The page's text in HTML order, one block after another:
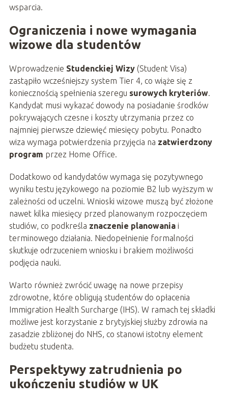
wsparcia.
Ograniczenia i nowe wymagania
wizowe dla studentów
Wprowadzenie Studenckiej Wizy(Student Visa)
zastąpiło wcześniejszy system Tier 4, co wiąże się z
koniecznością spełnienia szeregu surowych kryteriów.
Kandydat musi wykazać dowody na posiadanie środków
pokrywających czesne i koszty utrzymania przez co
najmniej pierwsze dziewięć miesięcy pobytu. Ponadto
wiza wymaga potwierdzenia przyjęcia na zatwierdzony
program przez Home Office.
Dodatkowo od kandydatów wymaga się pozytywnego
wyniku testu językowego na poziomie B2 lub wyższym w
zależności od uczelni. Wnioski wizowe muszą być złożone
nawet kilka miesięcy przed planowanym rozpoczęciem
studiów, co podkreśla znaczenie planowaniai
terminowego działania. Niedopełnienie formalności
skutkuje odrzuceniem wniosku i brakiem możliwości
podjęcia nauki.
Warto również zwrócić uwagę na nowe przepisy
zdrowotne, które obligują studentów do opłacenia
Immigration Health Surcharge (IHS). W ramach tej składki
możliwe jest korzystanie z brytyjskiej służby zdrowia na
zasadzie zbliżonej do NHS, co stanowi istotny element
budżetu studenta.
Perspektywy zatrudnienia po
ukończeniu studiów w UK